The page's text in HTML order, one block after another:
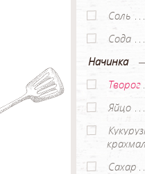
Соль
Сода
Начинка
Творог
Яйцо
крахмал
Сахар